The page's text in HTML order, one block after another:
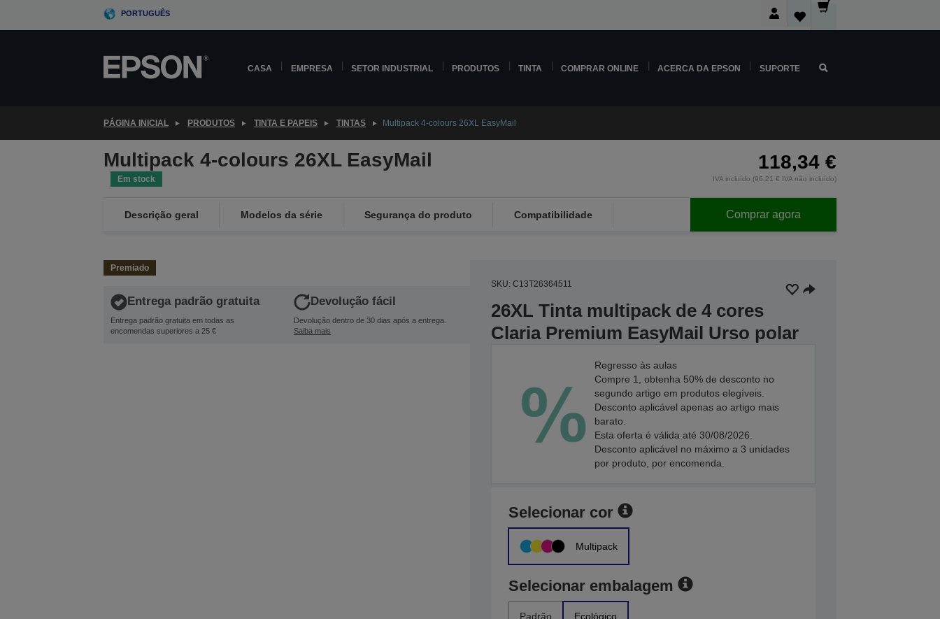
PORTUGUÊS
CASA EMPRESA SETOR INDUSTRIAL PRODUTOS TINTA COMPRAR ONLINE ACERCA DA EPSON SUPORTE
PÁGINA INICIAL PRODUTOS TINTA E PAPEIS TINTAS Multipack 4-colours 26XL EasyMail
Multipack 4-colours 26XL EasyMail
Em stock
118,34 €
IVA incluído (96,21 € IVA não incluído)
Descrição geral Modelos da série Segurança do produto Compatibilidade Comprar agora
Premiado
Entrega padrão gratuita
Entrega padrão gratuita em todas as
encomendas superiores a 25 €
Devolução fácil
Devolução dentro de 30 dias após a entrega.
Saiba mais
SKU: C13T26364511
26XL Tinta multipack de 4 cores
Claria Premium EasyMail Urso polar
Regresso às aulas
Compre 1, obtenha 50% de desconto no
segundo artigo em produtos elegíveis.
Desconto aplicável apenas ao artigo mais
barato.
Esta oferta é válida até 30/08/2026.
Desconto aplicável no máximo a 3 unidades
por produto, por encomenda.
Selecionar cor
Multipack
Selecionar embalagem
Padrão Ecológico